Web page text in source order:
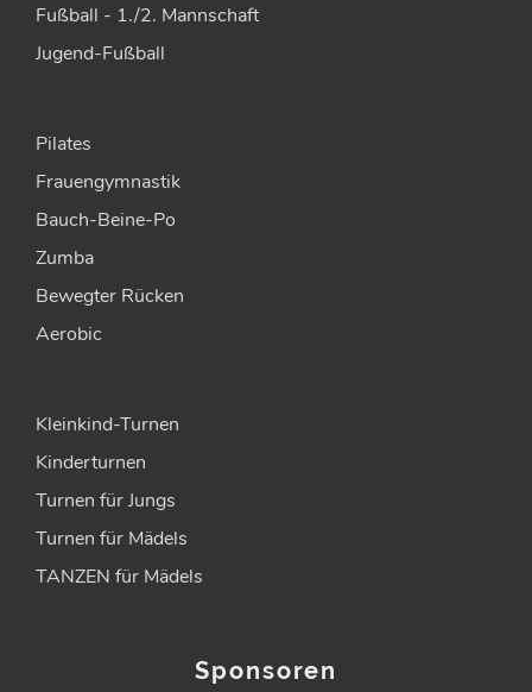
Fußball - 1./2. Mannschaft
Jugend-Fußball
Pilates
Frauengymnastik
Bauch-Beine-Po
Zumba
Bewegter Rücken
Aerobic
Kleinkind-Turnen
Kinderturnen
Turnen für Jungs
Turnen für Mädels
TANZEN für Mädels
Sponsoren